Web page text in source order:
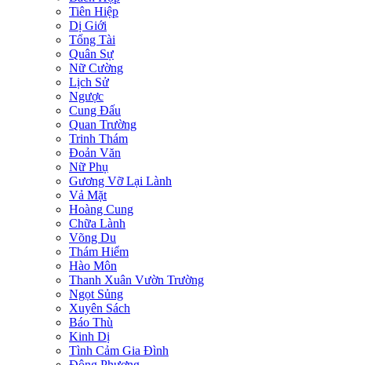
Tiên Hiệp
Dị Giới
Tổng Tài
Quân Sự
Nữ Cường
Lịch Sử
Ngược
Cung Đấu
Quan Trường
Trinh Thám
Đoản Văn
Nữ Phụ
Gương Vỡ Lại Lành
Vả Mặt
Hoàng Cung
Chữa Lành
Võng Du
Thám Hiểm
Hào Môn
Thanh Xuân Vườn Trường
Ngọt Sủng
Xuyên Sách
Báo Thù
Kinh Dị
Tình Cảm Gia Đình